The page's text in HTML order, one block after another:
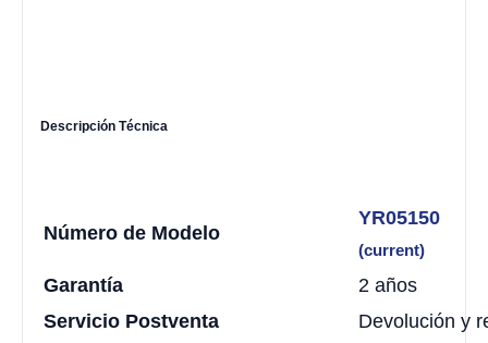
Descripción Técnica
Número de Modelo
YR05150
(current)
Garantía
2 años
Servicio Postventa
Devolución y